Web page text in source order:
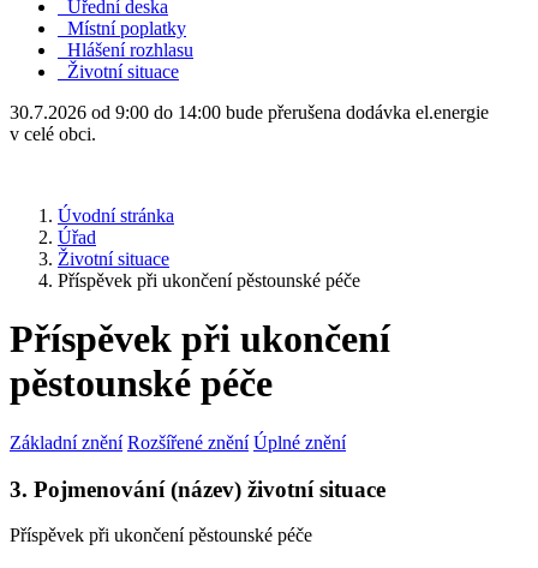
Úřední deska
Místní poplatky
Hlášení rozhlasu
Životní situace
30.7.2026 od 9:00 do 14:00 bude přerušena dodávka el.energie
v celé obci.
Úvodní stránka
Úřad
Životní situace
Příspěvek při ukončení pěstounské péče
Příspěvek při ukončení
pěstounské péče
Základní znění Rozšířené znění Úplné znění
3. Pojmenování (název) životní situace
Příspěvek při ukončení pěstounské péče